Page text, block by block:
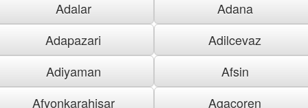
Adalar
Adana
Adapazari
Adilcevaz
Adiyaman
Afsin
Afyonkarahisar
Agacoren